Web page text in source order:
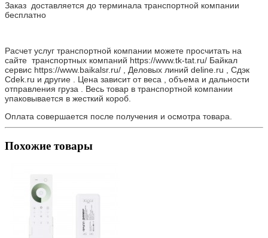
Заказ доставляется до терминала транспортной компании
бесплатно
Расчет услуг транспортной компании можете просчитать на
сайте транспортных компаний https://www.tk-tat.ru/ Байкал
сервис https://www.baikalsr.ru/ , Деловых линий deline.ru , Сдэк
Cdek.ru и другие . Цена зависит от веса , объема и дальности
отправления груза . Весь товар в транспортной компании
упаковывается в жесткий короб.
Оплата совершается после получения и осмотра товара.
Похожие товары